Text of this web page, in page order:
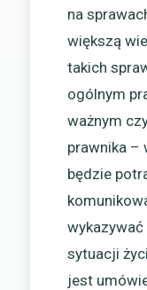
na
większą
takich
ogólnym
ważnym
prawnika –
będzie
sytuacji
jest